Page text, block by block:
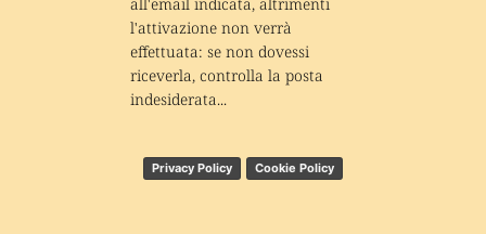
l'attivazione non verrà
effettuata: se non dovessi
riceverla, controlla la posta
indesiderata...
Privacy Policy Cookie Policy